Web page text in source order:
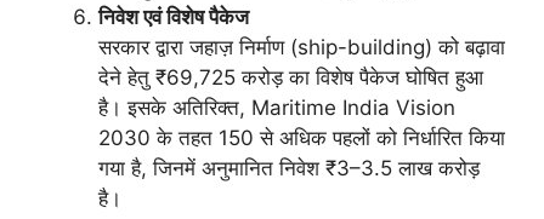
निवेश एवं विशेष पैकेज
सरकार द्वारा जहाज़ निर्माण (ship-building) को बढ़ावा
देने हेतु ₹69,725 करोड़ का विशेष पैकेज घोषित हुआ
है। इसके अतिरिक्त, Maritime India Vision
2030 के तहत 150 से अधिक पहलों को निर्धारित किया
गया है, जिनमें अनुमानित निवेश ₹3–3.5 लाख करोड़
है।